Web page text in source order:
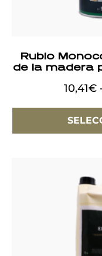
Rubio
de la madera
10,41€